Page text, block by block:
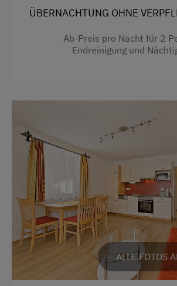
ÜBERNACHTUNG OHNE
Ab-Preis pro Nacht für 2
Endreinigung und
ALLE FOTOS